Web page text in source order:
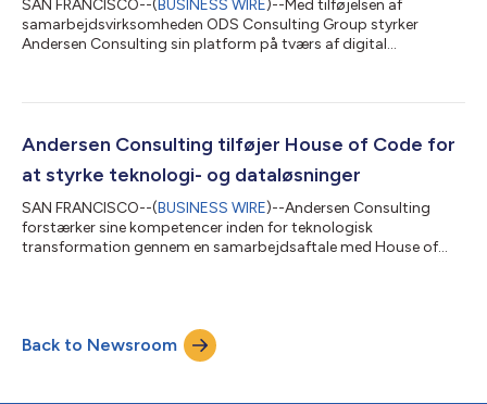
SAN FRANCISCO--(BUSINESS WIRE)--Med tilføjelsen af
samarbejdsvirksomheden ODS Consulting Group styrker
Andersen Consulting sin platform på tværs af digital
og yder rådgivning til organisationer, der søger vækst, talent og
Firmaet støtter klienter gennem international
forretningsudvikling og eksportrådgivnin...
Andersen Consulting tilføjer House of Code for
at styrke teknologi- og dataløsninger
SAN FRANCISCO--(BUSINESS WIRE)--Andersen Consulting
forstærker sine kompetencer inden for teknologisk
transformation gennem en samarbejdsaftale med House of
og udvikler softwareløsninger samt yder rådgivning til
energihandels- og finanssektoren med kunder, der spænder
over hedgefonde, kapitalfonde og forsyningsvirksomhed...
Back to Newsroom